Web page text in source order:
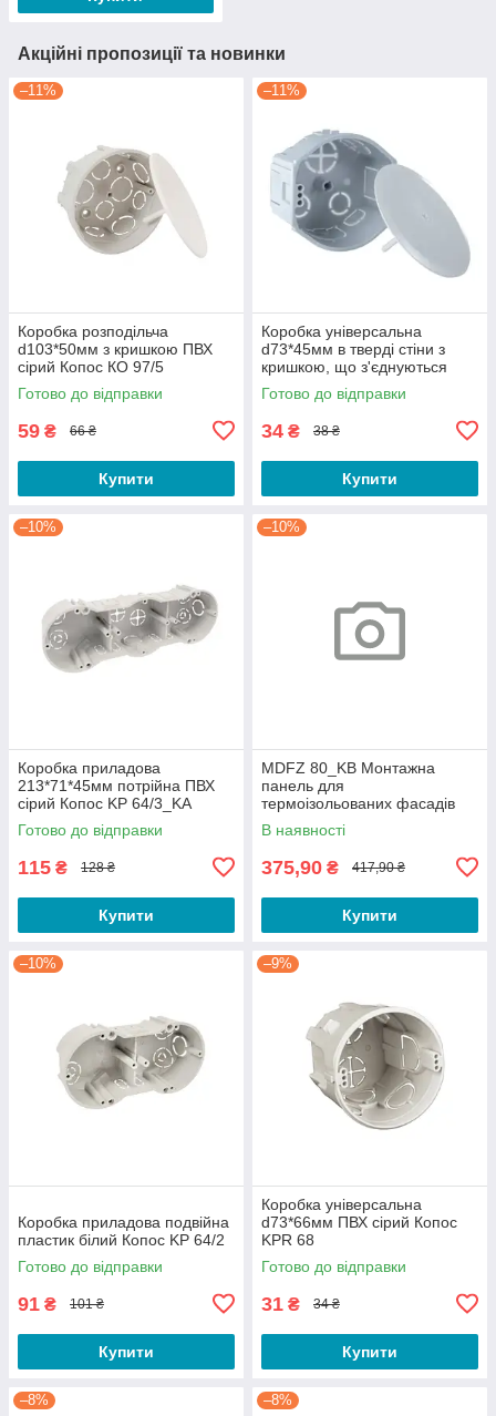
Акційні пропозиції та новинки
–11%
Коробка розподільча
d103*50мм з кришкою ПВХ
сірий Копос КО 97/5
Готово до відправки
59 ₴ 66 ₴
Купити
–11%
Коробка універсальна
d73*45мм в тверді стіни з
кришкою, що з'єднуються
ПВХ сіра Копос KU 68-
45/V_KA
Готово до відправки
34 ₴ 38 ₴
Купити
–10%
Коробка приладова
213*71*45мм потрійна ПВХ
сірий Копос KP 64/3_KA
Готово до відправки
115 ₴ 128 ₴
Купити
–10%
MDFZ 80_KB Монтажна
панель для
термоізольованих фасадів
товщ від 80 мм;ПП;72х53/80
В наявності
375,90 ₴ 417,90 ₴
Купити
–10%
Коробка приладова подвійна
пластик білий Копос KP 64/2
Готово до відправки
91 ₴ 101 ₴
Купити
–9%
Коробка універсальна
d73*66мм ПВХ сірий Копос
KPR 68
Готово до відправки
31 ₴ 34 ₴
Купити
–8% –8%